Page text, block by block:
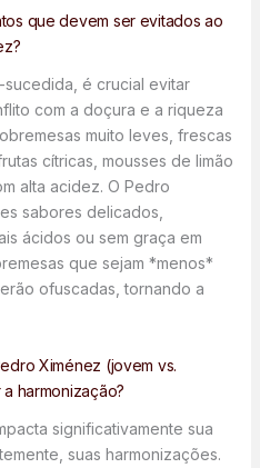
que devem ser evitados ao
sucedida, é crucial evitar
com a doçura e a riqueza
muito leves, frescas
cítricas, mousses de limão
alta acidez. O Pedro
sabores delicados,
ácidos ou sem graça em
que sejam *menos*
ofuscadas, tornando a
Ximénez (jovem vs.
harmonização?
significativamente sua
suas harmonizações.